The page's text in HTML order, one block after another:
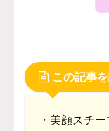
この記事
・美顔スチ